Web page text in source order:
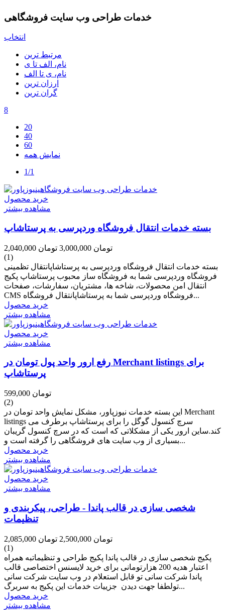
خدمات طراحی وب سایت فروشگاهی
انتخاب
مرتبط ترین
نام، الف تا ی
نام، ی تا الف
ارزان ترین
گران ترین
8
20
40
60
نمایش همه
1/1
خرید محصول
مشاهده بیشتر
بسته خدمات انتقال فروشگاه وردپرسی به پرستاشاپ
2,040,000 تومان 3,000,000 تومان
(1)
بسته خدمات انتقال فروشگاه وردپرسی به پرستاشاپانتقال تظمینی
فروشگاه وردپرسی شما به فروشگاه ساز محبوب پرستاشاپ پکیج
انتقال امن محصولات، شاخه ها، مشتریان، سفارشات، صفحات
CMS فروشگاه وردپرسی شما به پرستاشاپانتقال فروشگاه...
خرید محصول
مشاهده بیشتر
خرید محصول
مشاهده بیشتر
رفع ارور واحد پول تومان در Merchant listings برای
پرستاشاپ
599,000 تومان
(2)
این بسته خدمات نیوزپاور، مشکل نمایش واحد تومان در Merchant
listings سرچ کنسول گوگل را برای پرستاشاپ برطرف می
کند.ساین ارور یکی از مشکلاتی که است که در سرچ کنسول گریبان
بسیاری از وب سایت های فروشگاهی را گرفته است و...
خرید محصول
مشاهده بیشتر
خرید محصول
مشاهده بیشتر
شخصی سازی در قالب پاندا - طراحی، پیکربندی و
تنظیمات
2,085,000 تومان 2,500,000 تومان
(1)
پکیج شخصی سازی در قالب پاندا پکیج طراحی و تنظیماتبه همراه
اعتبار هدیه 200 هزارتومانی برای خرید لایسنس اختصاصی قالب
پاندا شرکت سانی تو قابل استعلام در وب سایت شرکت سانی
تولطفا جهت دیدن جزییات خدمات این پکیج به سربرگ...
خرید محصول
مشاهده بیشتر